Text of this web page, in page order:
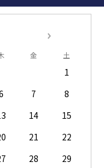
金 土
1
7
8
14
15
21
22
28
29